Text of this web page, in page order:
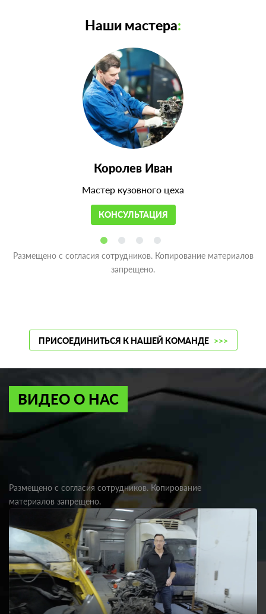
Наши мастера:
Королев Иван
Мастер кузовного цеха
КОНСУЛЬТАЦИЯ
Размещено с согласия сотрудников. Копирование материалов
запрещено.
ПРИСОЕДИНИТЬСЯ К НАШЕЙ КОМАНДЕ >>>
ВИДЕО О НАС
Размещено с согласия сотрудников. Копирование
материалов запрещено.